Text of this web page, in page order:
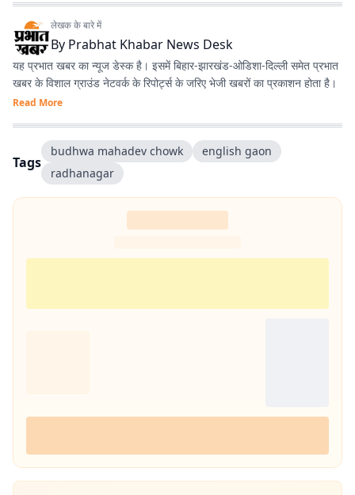
लेखक के बारे में
By Prabhat Khabar News Desk
यह प्रभात खबर का न्यूज डेस्क है। इसमें बिहार-झारखंड-ओडिशा-दिल्‍ली समेत प्रभात
खबर के विशाल ग्राउंड नेटवर्क के रिपोर्ट्स के जरिए भेजी खबरों का प्रकाशन होता है।
Read More
Tags
budhwa mahadev chowk
english gaon
radhanagar